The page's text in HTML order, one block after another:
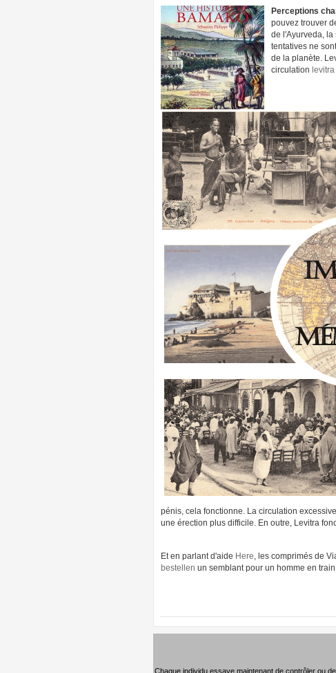
Perceptions
pouvez trouver
de l'Ayurveda, la
tentatives ne
de la planète.
circulation
pénis, cela fonctionne. La circulation
une érection plus difficile. En outre, Levitra
Et en parlant d'aide Here, les comprimés de
bestellen un semblant pour un homme en
Chaque individu essaye maintenant de contrôler ou